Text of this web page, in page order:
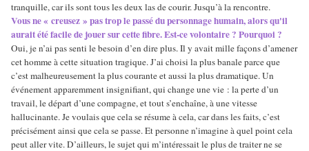
tranquille, car ils sont tous les deux las de courir. Jusqu’à la rencontre.
Vous ne « creusez » pas trop le passé du personnage humain, alors qu'il
aurait été facile de jouer sur cette fibre. Est-ce volontaire ? Pourquoi ?
Oui, je n’ai pas senti le besoin d’en dire plus. Il y avait mille façons d’amener
cet homme à cette situation tragique. J’ai choisi la plus banale parce que
c’est malheureusement la plus courante et aussi la plus dramatique. Un
événement apparemment insignifiant, qui change une vie : la perte d’un
travail, le départ d’une compagne, et tout s’enchaîne, à une vitesse
hallucinante. Je voulais que cela se résume à cela, car dans les faits, c’est
précisément ainsi que cela se passe. Et personne n’imagine à quel point cela
peut aller vite. D’ailleurs, le sujet qui m’intéressait le plus de traiter ne se